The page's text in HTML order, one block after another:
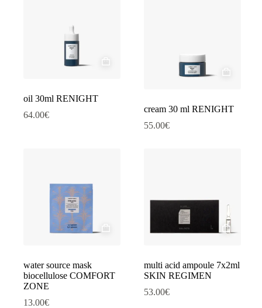
oil 30ml RENIGHT
64.00€
cream 30 ml RENIGHT
55.00€
water source mask
biocellulose COMFORT
ZONE
13.00€
multi acid ampoule 7x2ml
SKIN REGIMEN
53.00€